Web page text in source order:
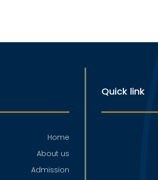
Home
About us
Admission
Quick link